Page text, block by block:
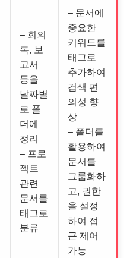
– 회의
록, 보
고서
등을
날짜별
로 폴
더에
정리
– 프로
젝트
관련
문서를
태그로
분류
– 문서에
중요한
키워드를
태그로
추가하여
검색 편
의성 향
상
– 폴더를
활용하여
문서를
그룹화하
고, 권한
을 설정
하여 접
근 제어
가능